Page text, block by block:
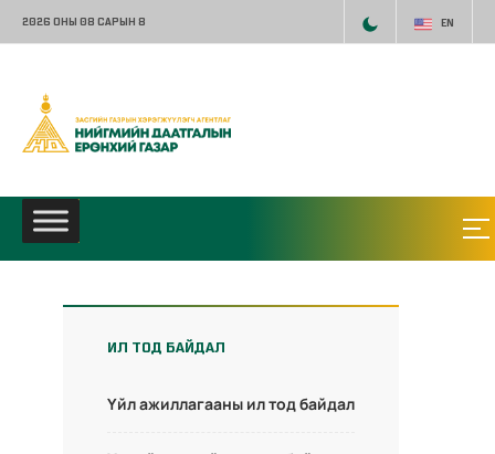
2026 ОНЫ 08 САРЫН 8 EN
ИЛ ТОД БАЙДАЛ
Үйл ажиллагааны ил тод байдал